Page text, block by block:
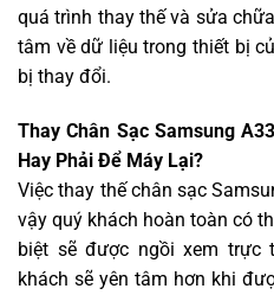
quá trình thay thế và sửa
tâm về dữ liệu trong thiết bị
bị thay đổi.
Thay Chân Sạc Samsung
Hay Phải Để Máy Lại?
Việc thay thế chân sạc
vậy quý khách hoàn toàn có
biệt sẽ được ngồi xem trực
khách sẽ yên tâm hơn khi